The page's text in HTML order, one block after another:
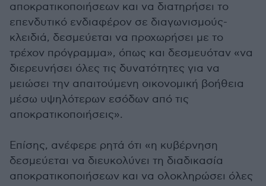
αποκρατικοποιήσεων και να διατηρήσει το
επενδυτικό ενδιαφέρον σε διαγωνισμούς-
κλειδιά, δεσμεύεται να προχωρήσει με το
τρέχον πρόγραμμα», όπως και δεσμευόταν «να
διερευνήσει όλες τις δυνατότητες για να
μειώσει την απαιτούμενη οικονομική βοήθεια
μέσω υψηλότερων εσόδων από τις
αποκρατικοποιήσεις».
Επίσης, ανέφερε ρητά ότι «η κυβέρνηση
δεσμεύεται να διευκολύνει τη διαδικασία
αποκρατικοποιήσεων και να ολοκληρώσει όλες